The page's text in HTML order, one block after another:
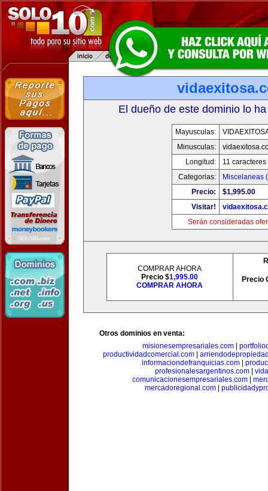
El dueño de este dominio lo
Mayusculas:
Minusculas:
Longitud:
11 caracteres
Categorias:
Miscelaneas
Precio:
$1,995.00
Visitar!
Serán consideradas
COMPRAR AHORA
Precio $1,995.00
COMPRAR AHORA
Precio
Otros dominios en venta:
misionesempresariales.com
productividadcomercial.com
informaciondefranquicias.com
profesionalesargentinos.com|
comunicacionesempresariales.com
mercadoregional.com